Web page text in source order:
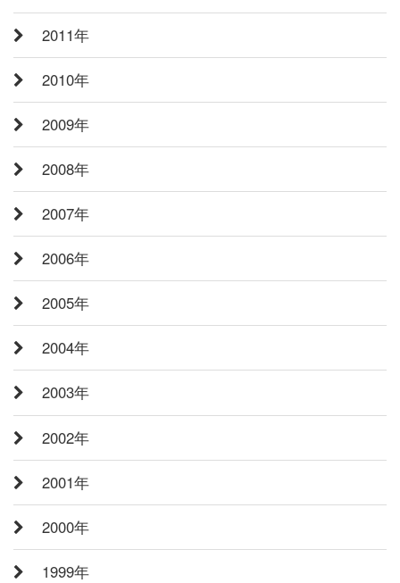
2011年
2010年
2009年
2008年
2007年
2006年
2005年
2004年
2003年
2002年
2001年
2000年
1999年